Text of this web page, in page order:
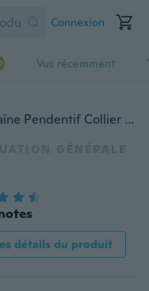
Connexion
Vus récemment
7 Chakra Reiki Perles Charmes Chaîne Pendentif Collier Femmes Yoga Guérison Équilibrage Bijoux
GÉNÉRALE
détails du produit